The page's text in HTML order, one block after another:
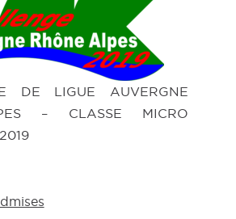
DE LIGUE AUVERGNE
– CLASSE MICRO